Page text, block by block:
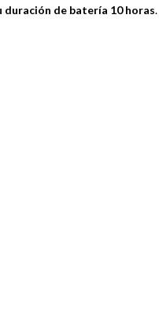
duración de batería 10 horas.